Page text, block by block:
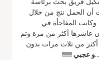
أن الحمل نتج من خلال
وكانت المفاجأة في
عاشرها أكثر من مرة وتم
أكثر من ثلاث مرات بدون
و عجبي !!!!!